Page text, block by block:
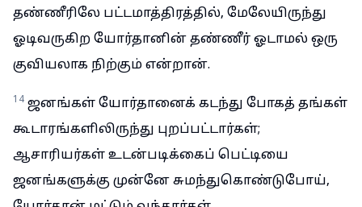
தண்ணீரிலே பட்டமாத்திரத்தில், மேலேயிருந்து
ஓடிவருகிற யோர்தானின் தண்ணீர் ஓடாமல் ஒரு
குவியலாக நிற்கும் என்றான்.
14 ஜனங்கள் யோர்தானைக் கடந்து போகத் தங்கள்
கூடாரங்களிலிருந்து புறப்பட்டார்கள்;
ஆசாரியர்கள் உடன்படிக்கைப் பெட்டியை
ஜனங்களுக்கு முன்னே சுமந்துகொண்டுபோய்,